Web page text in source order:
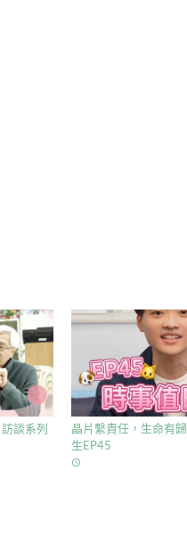
談系列
晶片繫責任，生命有
生EP45
access_time